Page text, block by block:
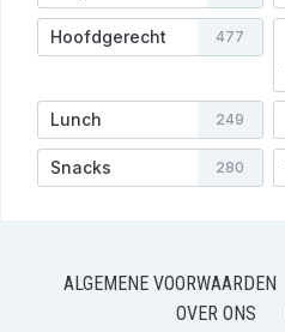
Hoofdgerecht 477
Lunch 249
Snacks 280
ALGEMENE VOORWAARDEN
OVER ONS